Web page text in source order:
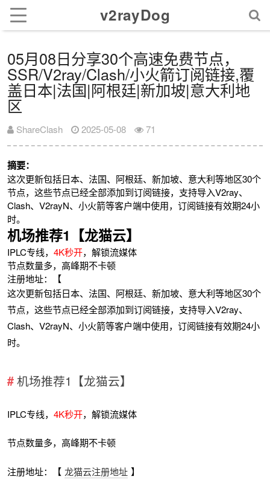
v2rayDog
05月08日分享30个高速免费节点，
SSR/V2ray/Clash/小火箭订阅链接,覆
盖日本|法国|阿根廷|新加坡|意大利地
区
ShareClash 2025-05-08 71
摘要：
这次更新包括日本、法国、阿根廷、新加坡、意大利等地区30个
节点，这些节点已经全部添加到订阅链接，支持导入V2ray、
Clash、V2rayN、小火箭等客户端中使用，订阅链接有效期24小
时。
机场推荐1【龙猫云】
IPLC专线，4K秒开，解锁流媒体
节点数量多，高峰期不卡顿
注册地址：【
这次更新包括日本、法国、阿根廷、新加坡、意大利等地区30个
节点，这些节点已经全部添加到订阅链接，支持导入V2ray、
Clash、V2rayN、小火箭等客户端中使用，订阅链接有效期24小
时。
机场推荐1【龙猫云】
IPLC专线，4K秒开，解锁流媒体
节点数量多，高峰期不卡顿
注册地址：【 龙猫云注册地址 】